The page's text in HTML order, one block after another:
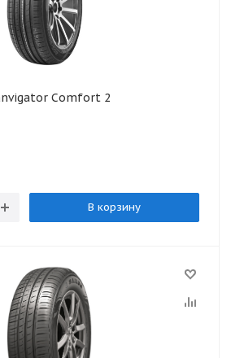
Comfort 2
В корзину